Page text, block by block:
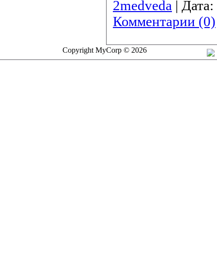
2medveda | Дата:
Комментарии (0)
Copyright MyCorp © 2026